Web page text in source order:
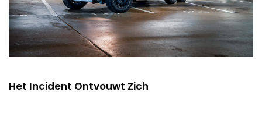
Het Incident Ontvouwt Zich